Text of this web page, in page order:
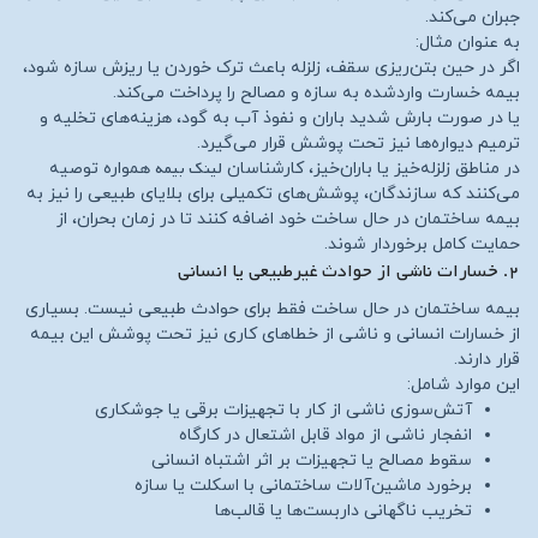
جبران می‌کند.
به عنوان مثال:
اگر در حین بتن‌ریزی سقف، زلزله باعث ترک خوردن یا ریزش سازه شود،
بیمه خسارت واردشده به سازه و مصالح را پرداخت می‌کند.
یا در صورت بارش شدید باران و نفوذ آب به گود، هزینه‌های تخلیه و
ترمیم دیواره‌ها نیز تحت پوشش قرار می‌گیرد.
در مناطق زلزله‌خیز یا باران‌خیز، کارشناسان لینک بیمه همواره توصیه
می‌کنند که سازندگان، پوشش‌های تکمیلی برای بلایای طبیعی را نیز به
بیمه ساختمان در حال ساخت خود اضافه کنند تا در زمان بحران، از
حمایت کامل برخوردار شوند.
۲. خسارات ناشی از حوادث غیرطبیعی یا انسانی
بیمه ساختمان در حال ساخت فقط برای حوادث طبیعی نیست. بسیاری
از خسارات انسانی و ناشی از خطاهای کاری نیز تحت پوشش این بیمه
قرار دارند.
این موارد شامل:
آتش‌سوزی ناشی از کار با تجهیزات برقی یا جوشکاری
انفجار ناشی از مواد قابل اشتعال در کارگاه
سقوط مصالح یا تجهیزات بر اثر اشتباه انسانی
برخورد ماشین‌آلات ساختمانی با اسکلت یا سازه
تخریب ناگهانی داربست‌ها یا قالب‌ها